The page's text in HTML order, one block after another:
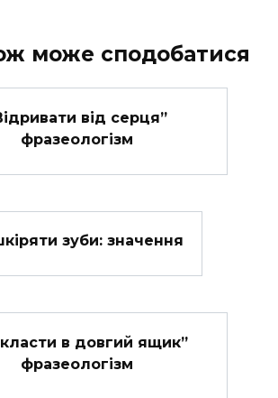
може сподобатися
від серця”
фразеологізм
зуби: значення
в довгий ящик”
фразеологізм